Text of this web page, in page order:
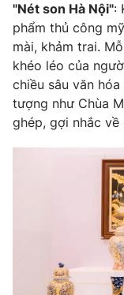
VTV4
VTV9
Liên hệ tòa soạn
Theo dõi báo trên
"Nét son Hà Nội":
phẩm thủ công
mài, khảm trai.
khéo léo của
chiều sâu văn
tượng như Chùa
ghép, gợi nhắc về